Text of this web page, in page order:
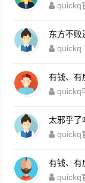
quickq
东方不败
quickq
quickq
太邪乎了
quickq
quickq